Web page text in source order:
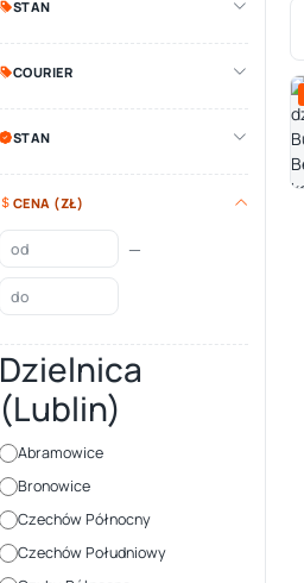
STAN
COURIER
STAN
CENA (ZŁ)
—
Dzielnica
(Lublin)
Abramowice
Bronowice
Czechów Północny
Czechów Południowy